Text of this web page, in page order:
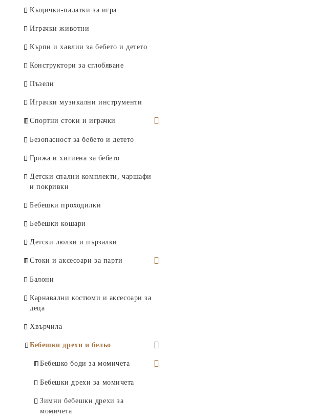
Приспивни играчки
Играчки и въртележки за легло
Проходилки и детски коли
Люлеещи се играчки
Играчки за баня
Играчки за бутане
Други
Кукли
Комплекти за красота
Играчки с пайети
Колички и превозни средства
Спортни игри и комплекти
Занимателни играчки
Спинъри
Играчки инструменти и
Къщички-палатки за игра
Играчки животни
Кърпи и хавлии за бебето и детето
Конструктори за сглобяване
Пъзели
Играчки музикални инструменти
Спортни стоки и играчки
Детски топки
Футболни врати и аксесоари
Купи и медали
Детски велосипеди и мотори
Безопасност за бебето и детето
Грижа и хигиена за бебето
Детски спални комплекти, чаршафи
и покривки
Бебешки проходилки
Бебешки кошари
Детски люлки и пързалки
Стоки и аксесоари за парти
Парти украса
Пинята
Салфетки
Балони
Карнавални костюми и аксесоари за
деца
Хвърчила
Бебешки дрехи и бельо
Бебешко боди за момичета
Бебешко боди за момичета -
Бебешко боди за момичета -
Бебешки дрехи за момичета
Зимни бебешки дрехи за
момичета